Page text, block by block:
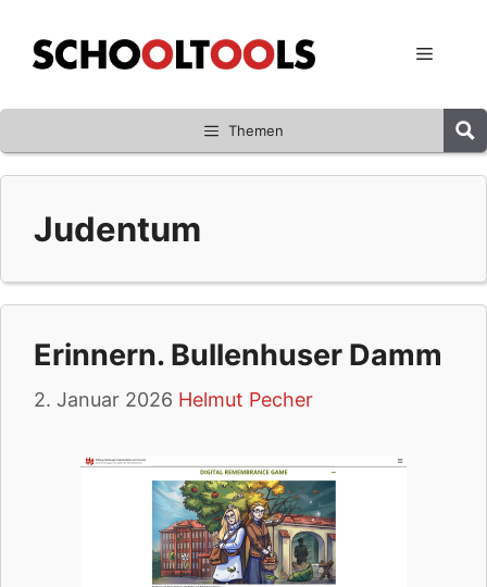
Inhalt
springen
Menü
Themen
Judentum
Erinnern. Bullenhuser Damm
2. Januar 2026 Helmut Pecher